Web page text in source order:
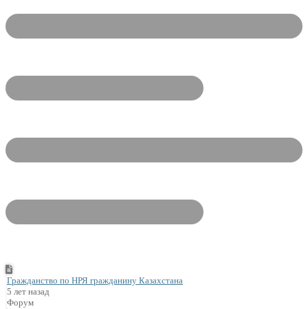
Гражданство по НРЯ гражданину Казахстана
5 лет назад
Форум